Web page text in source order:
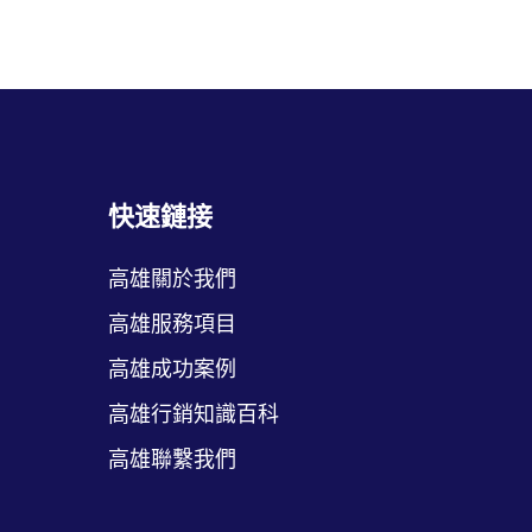
快速鏈接
高雄關於我們
高雄服務項目
高雄成功案例
高雄行銷知識百科
高雄聯繫我們